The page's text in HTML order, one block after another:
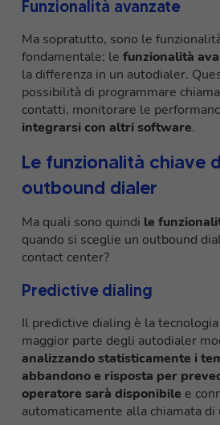
Funzionalità avanzate
Ma sopratutto, sono le
fondamentale: le funzionalità
la differenza in un autodialer.
possibilità di programmare
contatti, monitorare le
integrarsi con altri software.
Le funzionalità chiave
outbound dialer
Ma quali sono quindi le
quando si sceglie un outbound
contact center?
Predictive dialing
Il predictive dialing è la
maggior parte degli autodialer
analizzando statisticamente i
abbandono e risposta per
operatore sarà disponibile e
automaticamente alla chiamata di